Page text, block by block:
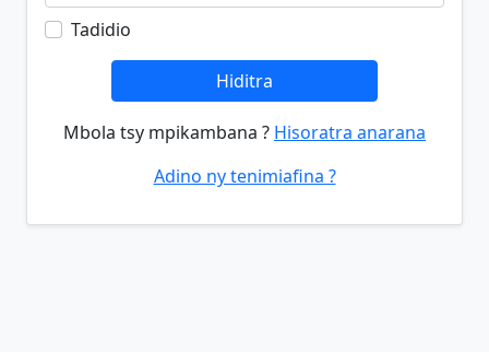
Tadidio
Hiditra
Mbola tsy mpikambana ? Hisoratra anarana
Adino ny tenimiafina ?